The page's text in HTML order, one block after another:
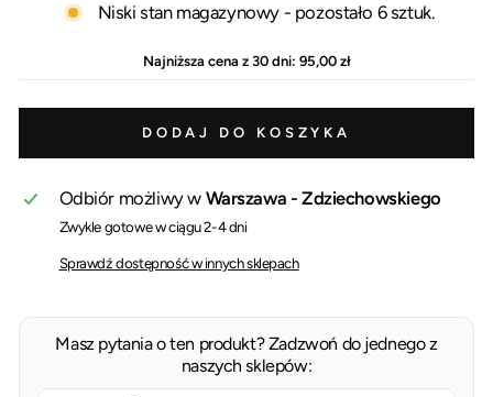
Niski stan magazynowy - pozostało 6 sztuk.
Najniższa cena z 30 dni: 95,00 zł
DODAJ DO KOSZYKA
Odbiór możliwy w Warszawa - Zdziechowskiego
Zwykle gotowe w ciągu 2-4 dni
Sprawdź dostępność w innych sklepach
Masz pytania o ten produkt? Zadzwoń do jednego z
naszych sklepów: